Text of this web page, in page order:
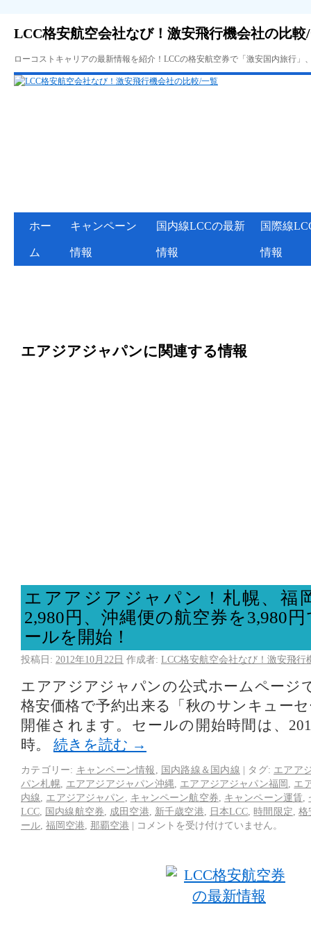
LCC格安航空会社なび！激安飛行機会社の比較
ローコストキャリアの最新情報を紹介！LCCの格安航空券で「激安国内旅行
ホー
ム
キャンペーン
情報
国内線LCCの最新
情報
国際線
情報
エアジアジャパンに関連する情報
エアアジアジャパン！札幌、福
2,980円、沖縄便の航空券を3,980
ールを開始！
投稿日: 2012年10月22日 作成者: LCC格安航空会社なび！激安飛行
エアアジアジャパンの公式ホームページ
格安価格で予約出来る「秋のサンキュー
開催されます。セールの開始時間は、
時。 続きを読む →
カテゴリー: キャンペーン情報 国内路線＆国内線 | タグ: エアア
パン札幌, エアアジアジャパン沖縄 エアアジアジャパン福岡
エ
内線
エアジアジャパン キャンペーン航空券 キャンペーン運賃
LCC
国内線航空券 成田空港 新千歳空港 日本LCC 時間限定 ,格
ール 福岡空港 那覇空港 | コメントを受け付けていません。